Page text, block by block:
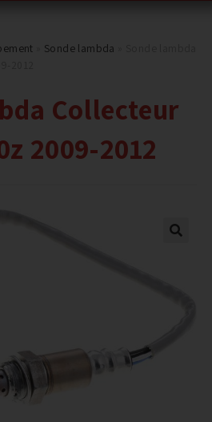
Sonde lambda
Collecteur
2009-2012